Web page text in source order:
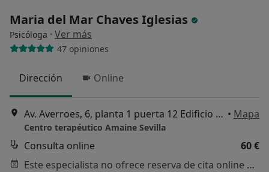
Maria del Mar Chaves Iglesias
Psicóloga · Ver más
47 opiniones
Dirección Online
Av. Averroes, 6, planta 1 puerta 12 Edificio Eurosevilla, Sevilla • Mapa
Centro terapéutico Amaine Sevilla
Consulta online
60 €
Este especialista no ofrece reserva de cita online en esta dirección.